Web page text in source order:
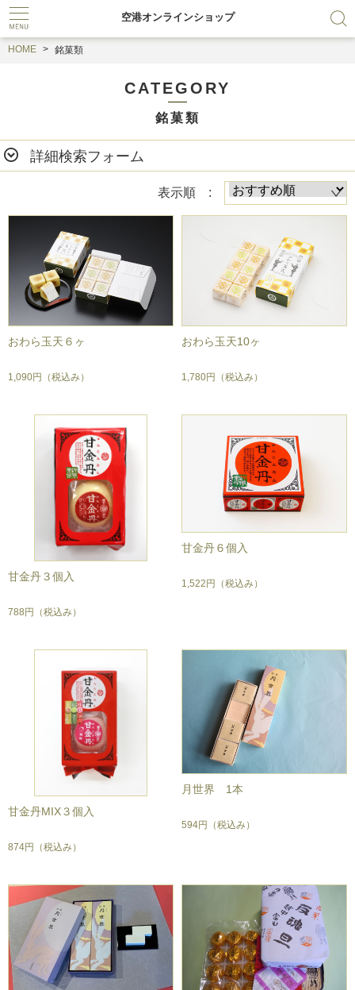
空港オンラインショップ
HOME 銘菓類
CATEGORY
銘菓類
詳細検索フォーム
表示順 :
おわら玉天６ヶ
1,090円 （税込み）
おわら玉天10ヶ
1,780円 （税込み）
甘金丹３個入
788円 （税込み）
甘金丹６個入
1,522円 （税込み）
甘金丹MIX３個入
874円 （税込み）
月世界 1本
594円 （税込み）